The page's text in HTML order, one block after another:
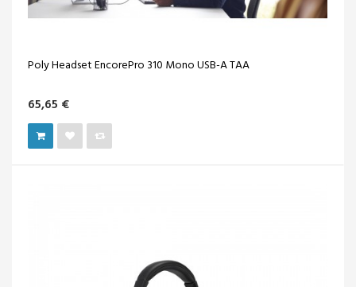
Poly Headset EncorePro 310 Mono USB-A TAA
65,65 €